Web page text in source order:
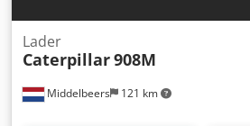
Middelbeers 121 km
Lader
Caterpillar908M